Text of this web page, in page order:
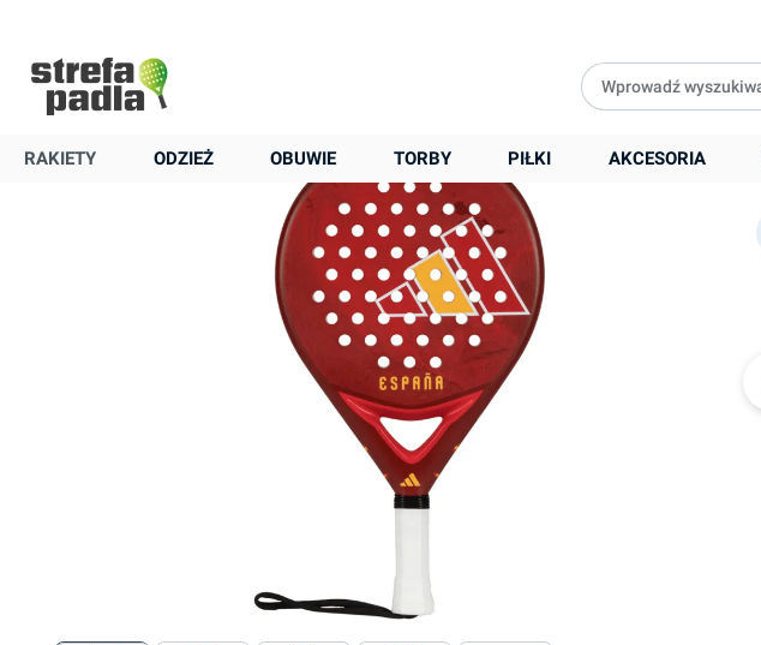
RAKIETY ODZIEŻ OBUWIE TORBY PIŁKI AKCESORIA
Rakieta do padla
Adidas World Cup ESP